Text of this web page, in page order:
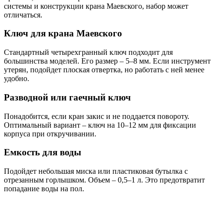
системы и конструкции крана Маевского, набор может
отличаться.
Ключ для крана Маевского
Стандартный четырехгранный ключ подходит для
большинства моделей. Его размер – 5–8 мм. Если инструмент
утерян, подойдет плоская отвертка, но работать с ней менее
удобно.
Разводной или гаечный ключ
Понадобится, если кран закис и не поддается повороту.
Оптимальный вариант – ключ на 10–12 мм для фиксации
корпуса при откручивании.
Емкость для воды
Подойдет небольшая миска или пластиковая бутылка с
отрезанным горлышком. Объем – 0,5–1 л. Это предотвратит
попадание воды на пол.